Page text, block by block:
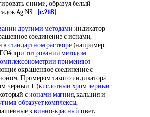
с ними, образуя белый
Ag NS
[c.218]
другими методами индикатор
соединение с ионами,
в стандартном растворе (например,
при титровании методом
применяют
окрашенное соединение с
Примером такого индикатора
черный Т (кислотный хром черный
сионами магния, кальция и
образует комплексы,
в винно-красный цвет.